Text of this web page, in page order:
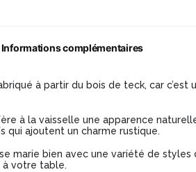
Informations complémentaires
à partir du bois de teck, car c’est
à la vaisselle une apparence
qui ajoutent un charme rustique.
marie bien avec une variété de styles
à votre table.